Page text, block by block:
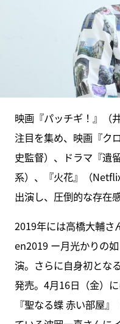
映画『パッチギ！』（
注目を集め、映画『ク
史監督）、ドラマ『遺
系）、『火花』（
出演し、圧倒的な存在
2019年には高橋大輔さ
en2019 ー月光かりの
演。さらに自身初とな
発売。4月16日（金）
『聖なる蝶 赤い部屋